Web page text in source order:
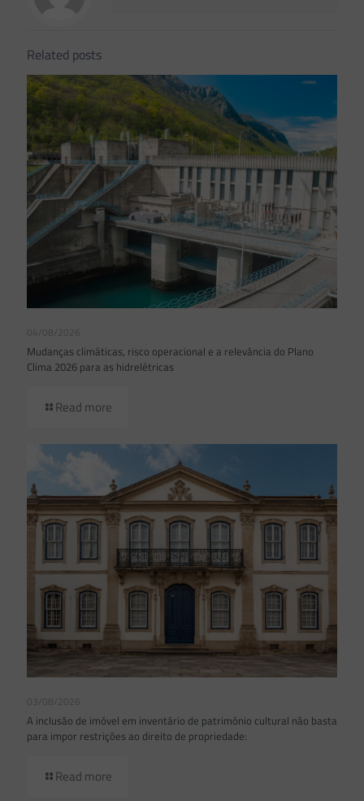
Related posts
04/08/2026
Mudanças climáticas, risco operacional e a relevância do Plano
Clima 2026 para as hidrelétricas
Read more
03/08/2026
A inclusão de imóvel em inventário de patrimônio cultural não basta
para impor restrições ao direito de propriedade:
Read more